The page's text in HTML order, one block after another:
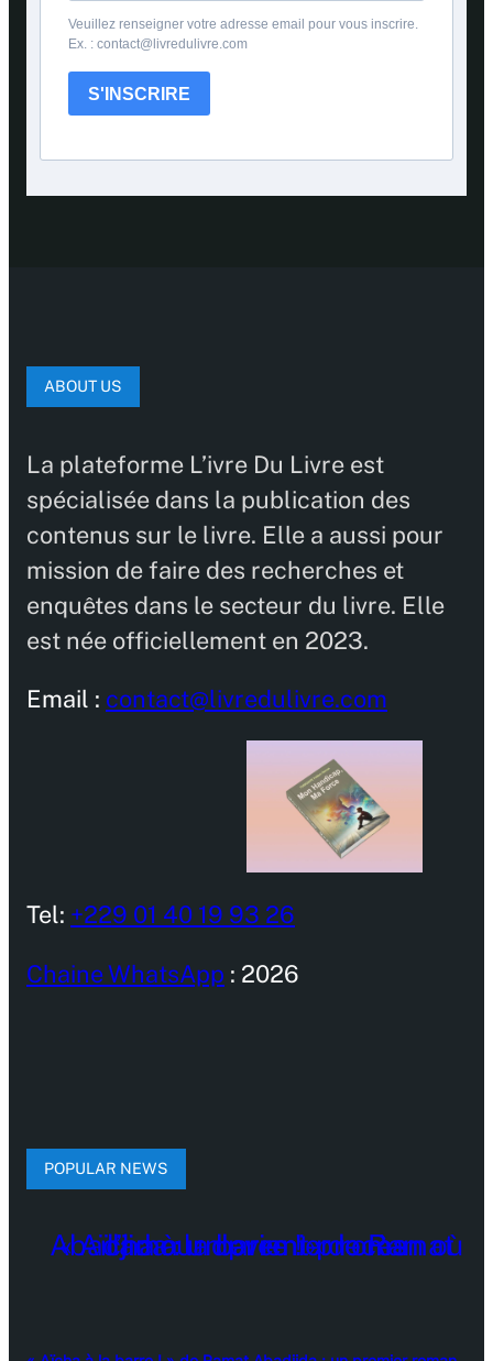
Veuillez renseigner votre adresse email pour vous inscrire.
Ex. : contact@livredulivre.com
S'INSCRIRE
ABOUT US
La plateforme L’ivre Du Livre est
spécialisée dans la publication des
contenus sur le livre. Elle a aussi pour
mission de faire des recherches et
enquêtes dans le secteur du livre. Elle
est née officiellement en 2023.
Email : contact@livredulivre.com
Tel: +229 01 40 19 93 26
Chaine WhatsApp : 2026
POPULAR NEWS